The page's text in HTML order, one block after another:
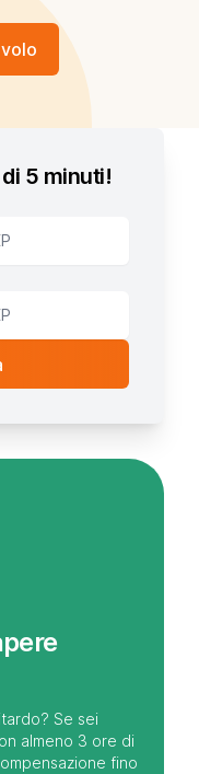
5 minuti!
Se sei
almeno 3 ore di
fino